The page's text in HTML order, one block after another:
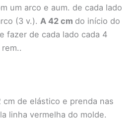
um arco e aum. de cada lado
(3 v.). A 42 cm do início do
fazer de cada lado cada 4
cm de elástico e prenda nas
linha vermelha do molde.